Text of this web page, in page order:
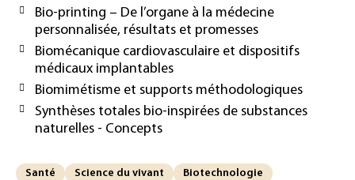
Bio-printing – De l’organe à la médecine
personnalisée, résultats et promesses
Biomécanique cardiovasculaire et dispositifs
médicaux implantables
Biomimétisme et supports méthodologiques
Synthèses totales bio-inspirées de substances
naturelles - Concepts
Santé Science du vivant
Biotechnologie